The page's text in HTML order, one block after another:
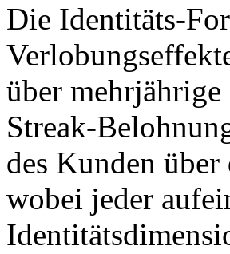
Die Identitäts-
über
Streak-
des Kunden
wobei jeder